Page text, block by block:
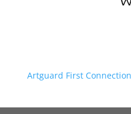
Artguard First